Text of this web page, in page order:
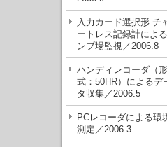
入力カード選択形 チ
ートレス記録計によ
ンプ場監視／2006.8
ハンディレコーダ（形
式：50HR）によるデ
タ収集／2006.5
PCレコーダによる環
測定／2006.3